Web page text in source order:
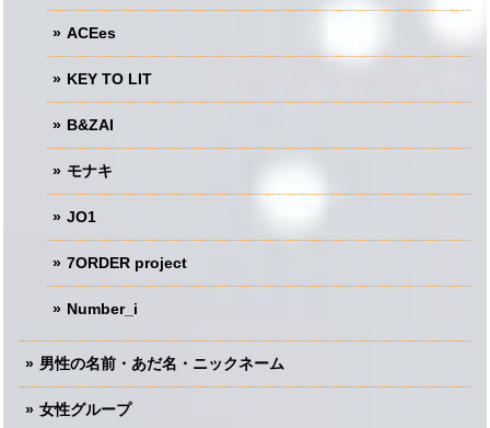
ACEes
KEY TO LIT
B&ZAI
モナキ
JO1
7ORDER project
Number_i
男性の名前・あだ名・ニックネーム
女性グループ